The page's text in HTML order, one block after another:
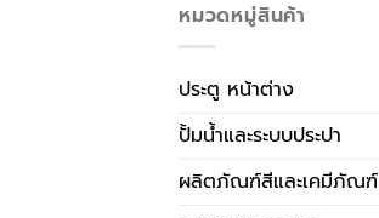
หมวดหมู่สินค้า
ประตู หน้าต่าง
ปั้มน้ำและระบบประปา
ผลิตภัณฑ์สีและเคมีภัณฑ์